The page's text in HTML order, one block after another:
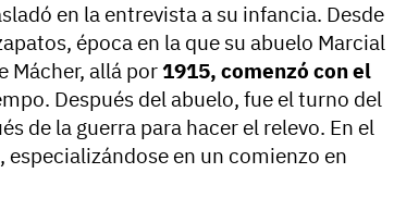
en la entrevista a su infancia. Desde
época en la que su abuelo Marcial
Mácher, allá por 1915, comenzó con el
Después del abuelo, fue el turno del
de la guerra para hacer el relevo. En el
, especializándose en un comienzo en